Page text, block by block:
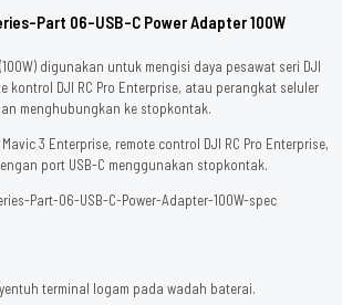
Part 06-USB-C Power Adapter 100W
digunakan untuk mengisi daya pesawat seri DJI
kontrol DJI RC Pro Enterprise, atau perangkat seluler
menghubungkan ke stopkontak.
3 Enterprise, remote control DJI RC Pro Enterprise,
port USB-C menggunakan stopkontak.
terminal logam pada wadah baterai.